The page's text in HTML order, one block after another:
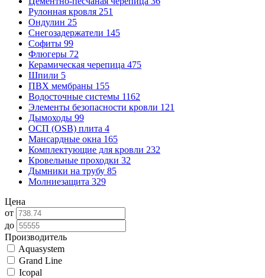
Рулонная кровля 251
Ондулин 25
Снегозадержатели 145
Софиты 99
Флюгеры 72
Керамическая черепица 475
Шпили 5
ПВХ мембраны 155
Водосточные системы 1162
Элементы безопасности кровли 121
Дымоходы 99
ОСП (OSB) плита 4
Мансардные окна 165
Комплектующие для кровли 232
Кровельные проходки 32
Дымники на трубу 85
Молниезащита 329
Цена
от
до
Производитель
Aquasystem
Grand Line
Icopal